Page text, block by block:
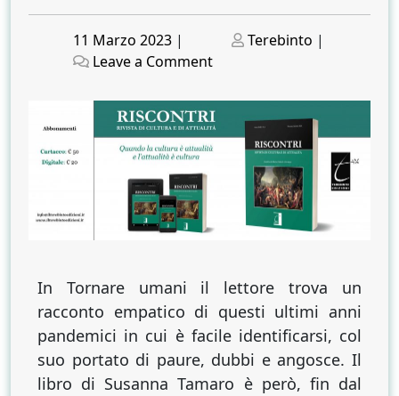
Posted
on
11 Marzo 2023 |
Posted
Terebinto |
Leave a Commenton
metànoia
pandemica
di
Susanna
Tamaro
“Tornare
contro
transumanesimo
In Tornare umani il lettore trova un
racconto empatico di questi ultimi anni
pandemici in cui è facile identificarsi, col
suo portato di paure, dubbi e angosce. Il
libro di Susanna Tamaro è però, fin dal